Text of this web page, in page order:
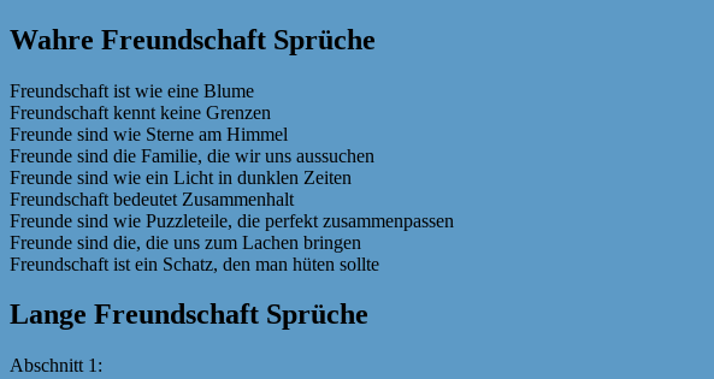
Wahre Freundschaft Sprüche
Freundschaft ist wie eine Blume
Freundschaft kennt keine Grenzen
Freunde sind wie Sterne am Himmel
Freunde sind die Familie, die wir uns aussuchen
Freunde sind wie ein Licht in dunklen Zeiten
Freundschaft bedeutet Zusammenhalt
Freunde sind wie Puzzleteile, die perfekt zusammenpassen
Freunde sind die, die uns zum Lachen bringen
Freundschaft ist ein Schatz, den man hüten sollte
Lange Freundschaft Sprüche
Abschnitt 1: